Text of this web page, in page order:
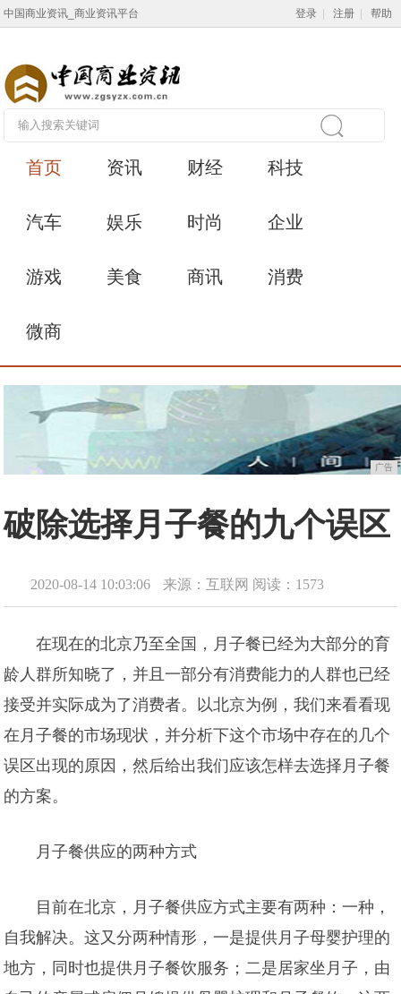
中国商业资讯_商业资讯平台 登录 注册 帮助
首页 资讯 财经 科技
汽车 娱乐 时尚 企业
游戏 美食 商讯 消费
微商
广告
破除选择月子餐的九个误区
2020-08-14 10:03:06 来源：互联网 阅读：1573
在现在的北京乃至全国，月子餐已经为大部分的育
龄人群所知晓了，并且一部分有消费能力的人群也已经
接受并实际成为了消费者。以北京为例，我们来看看现
在月子餐的市场现状，并分析下这个市场中存在的几个
误区出现的原因，然后给出我们应该怎样去选择月子餐
的方案。
月子餐供应的两种方式
目前在北京，月子餐供应方式主要有两种：一种，
自我解决。这又分两种情形，一是提供月子母婴护理的
地方，同时也提供月子餐饮服务；二是居家坐月子，由